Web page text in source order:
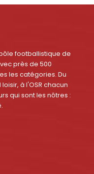
footballistique de
près de 500
les catégories. Du
à l'OSR chacun
qui sont les nôtres :